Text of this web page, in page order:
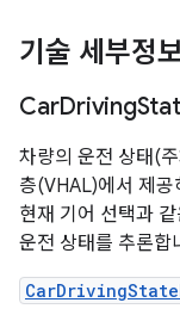
기술 세부정
CarDriving
차량의 운전 상태(
층(VHAL)에서 제
현재 기어 선택과
운전 상태를 추론합